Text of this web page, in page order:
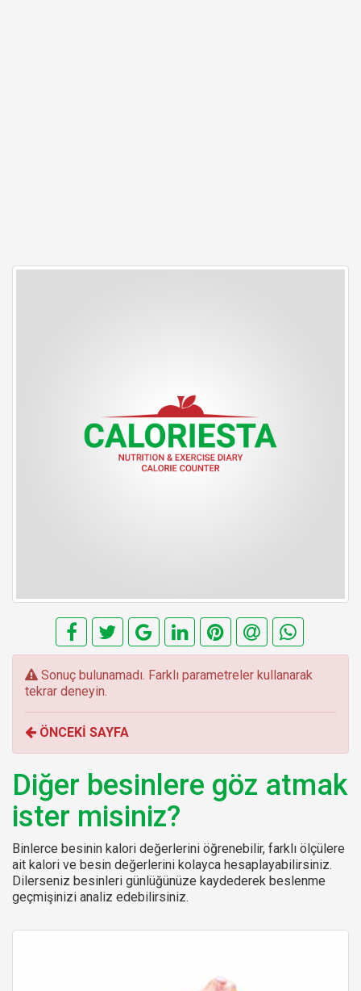
E
r
o
r
:
Sonuç bulunamadı. Farklı parametreler kullanarak
tekrar deneyin.
ÖNCEKİ SAYFA
Diğer besinlere göz atmak
ister misiniz?
Binlerce besinin kalori değerlerini öğrenebilir, farklı ölçülere
ait kalori ve besin değerlerini kolayca hesaplayabilirsiniz.
Dilerseniz besinleri günlüğünüze kaydederek beslenme
geçmişinizi analiz edebilirsiniz.